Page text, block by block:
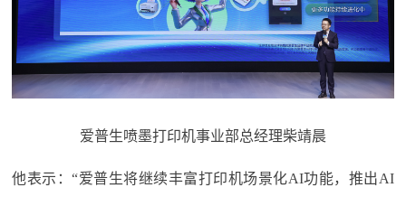
爱普生喷墨打印机事业部总经理柴靖晨
他表示：“爱普生将继续丰富打印机场景化AI功能，推出AI